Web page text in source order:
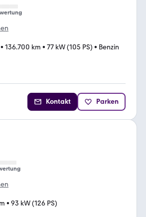
• 136.700 km • 77 kW (105 PS) • Benzin
Kontakt Parken
• 93 kW (126 PS)